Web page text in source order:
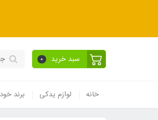
سبد خرید 0
خانه لوازم یدکی برند